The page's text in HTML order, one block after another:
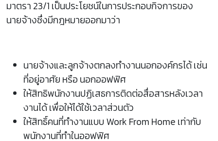
มาตรา 23/1 เป็นประโยชน์ในการประกอบกิจการของ
นายจ้างซึ่งมีกฎหมายออกมาว่า
นายจ้างและลูกจ้างตกลงทำงานนอกองค์กรได้ เช่น
ที่อยู่อาศัย หรือ นอกออฟฟิศ
ให้สิทธิพนักงานปฏิเสธการติดต่อสื่อสารหลังเวลา
งานได้ เพื่อให้ได้ใช้เวลาส่วนตัว
ให้สิทธิ์คนที่ทำงานแบบ Work From Home เท่ากับ
พนักงานที่ทำในออฟฟิศ